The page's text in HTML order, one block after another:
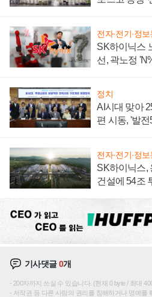
전자·전기·정
SK하이닉스
선, 곽노정
정치
AI시대 맞아
편 시동, '발
전자·전기·정
SK하이닉스,
건설에 54조
기사댓글0개
200자까지 쓰실 수 있습니다. (현재 0 byte / 최대
저작권 등 다른 사람의 권리를 침해하거나 명예를